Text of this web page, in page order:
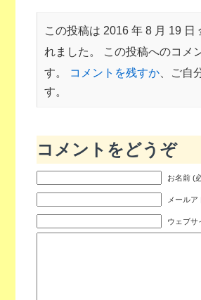
この投稿は 2016 年 8 月 19 日
れました。 この投稿へのコメ
す。
コメントを残すか、ご自
す。
コメントをどうぞ
お名前 (
メール
ウェブサ